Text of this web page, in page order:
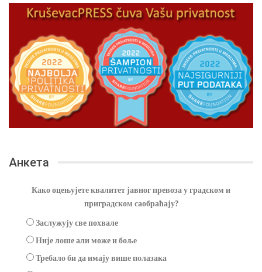
Анкета
Како оцењујете квалитет јавног превоза у градском и
приградском саобраћају?
Заслужују све похвале
Није лоше али може и боље
Требало би да имају више полазака